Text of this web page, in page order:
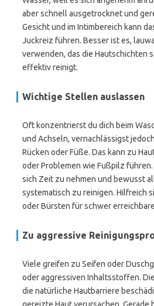
aber schnell ausgetrocknet und
Gesicht und im Intimbereich kann
Juckreiz führen. Besser ist es,
verwenden, das die Hautschichten
effektiv reinigt.
Wichtige Stellen auslassen
Oft konzentrierst du dich beim
und Achseln, vernachlässigst
Rücken oder Füße. Das kann zu
oder Problemen wie Fußpilz
sich Zeit zu nehmen und bewusst
systematisch zu reinigen. Hilfreich
oder Bürsten für schwer
Zu aggressive
Viele greifen zu Seifen oder
oder aggressiven Inhaltsstoffen.
die natürliche Hautbarriere